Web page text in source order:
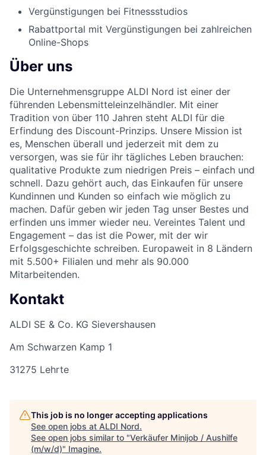
Vergünstigungen bei Fitnessstudios
Rabattportal mit Vergünstigungen bei zahlreichen
Online-Shops
Über uns
Die Unternehmensgruppe ALDI Nord ist einer der
führenden Lebensmitteleinzelhändler. Mit einer
Tradition von über 110 Jahren steht ALDI für die
Erfindung des Discount-Prinzips. Unsere Mission ist
es, Menschen überall und jederzeit mit dem zu
versorgen, was sie für ihr tägliches Leben brauchen:
qualitative Produkte zum niedrigen Preis – einfach und
schnell. Dazu gehört auch, das Einkaufen für unsere
Kundinnen und Kunden so einfach wie möglich zu
machen. Dafür geben wir jeden Tag unser Bestes und
erfinden uns immer wieder neu. Vereintes Talent und
Engagement – das ist die Power, mit der wir
Erfolgsgeschichte schreiben. Europaweit in 8 Ländern
mit 5.500+ Filialen und mehr als 90.000
Mitarbeitenden.
Kontakt
ALDI SE & Co. KG Sievershausen
Am Schwarzen Kamp 1
31275 Lehrte
This job is no longer accepting applications
See open jobs at ALDI Nord.
See open jobs similar to "Verkäufer Minijob / Aushilfe
(m/w/d)" Imagine.